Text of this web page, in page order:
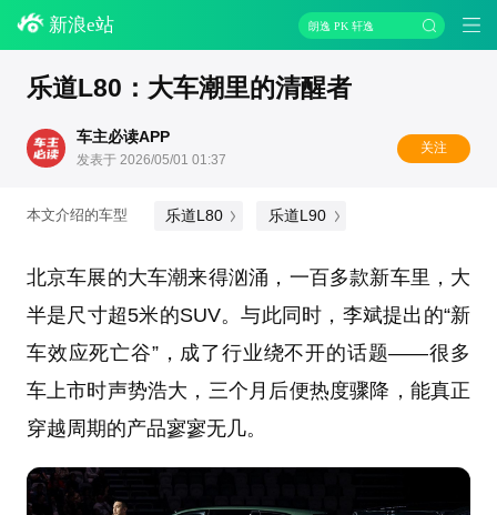
新浪e站 朗逸 PK 轩逸
乐道L80：大车潮里的清醒者
车主必读APP
发表于 2026/05/01 01:37
关注
本文介绍的车型 乐道L80 乐道L90
北京车展的大车潮来得汹涌，一百多款新车里，大
半是尺寸超5米的SUV。与此同时，李斌提出的“新
车效应死亡谷”，成了行业绕不开的话题——很多
车上市时声势浩大，三个月后便热度骤降，能真正
穿越周期的产品寥寥无几。